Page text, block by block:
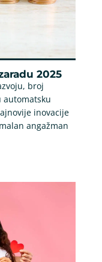
2025
broj
inovacije
angažman